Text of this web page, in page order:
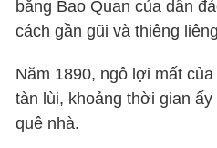
bằng Bao Quan của dân
cách gần gũi và thiêng liêng
Năm 1890, ngô lợi mất
tàn lùi, khoảng thời gian
quê nhà.